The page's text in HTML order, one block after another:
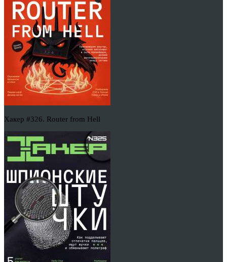
Хакер #326. Router from Hell